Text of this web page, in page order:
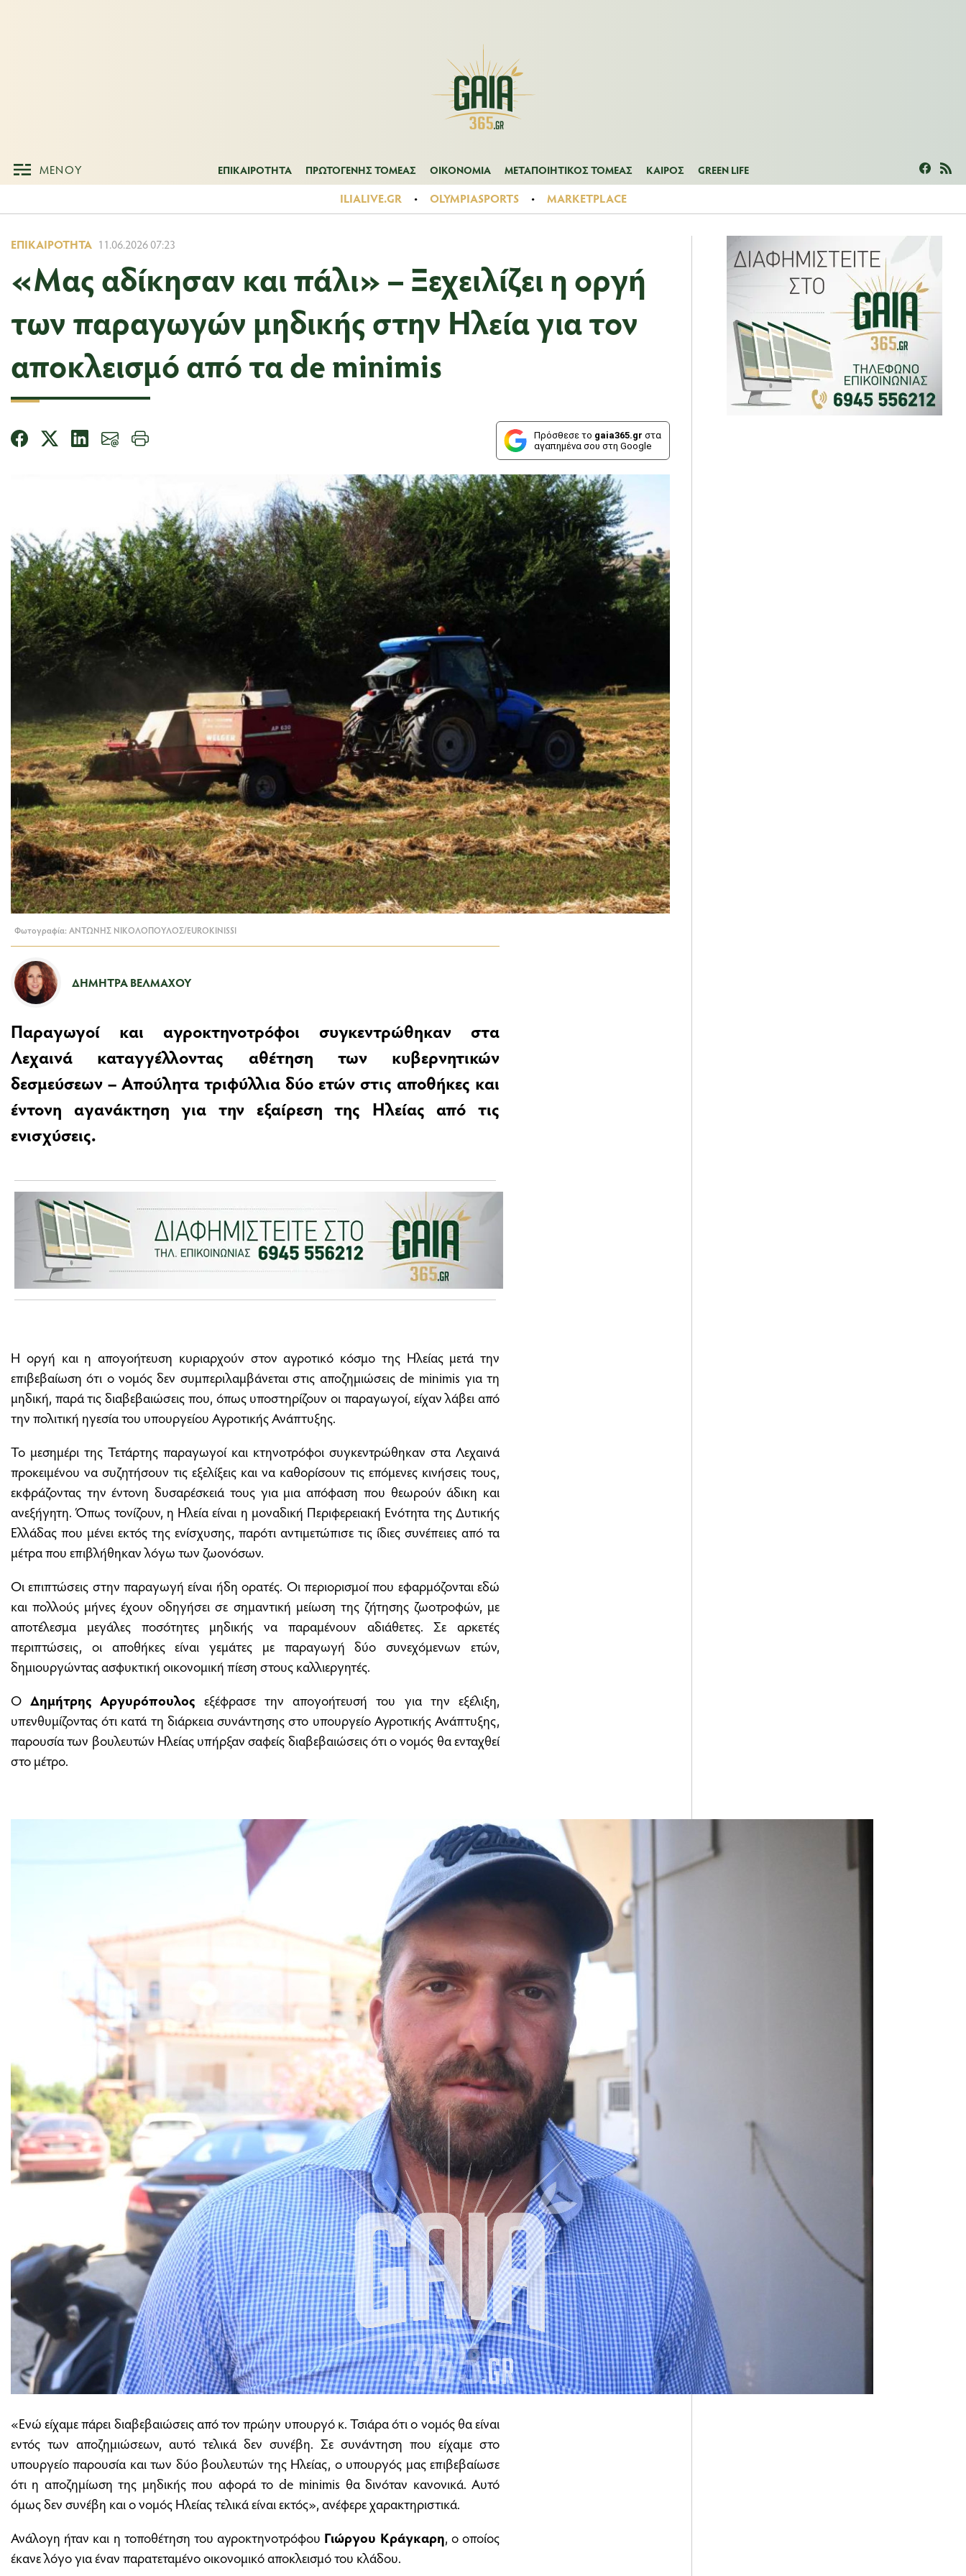
ΜΕΝΟΥ ΕΠΙΚΑΙΡΟΤΗΤΑ ΠΡΩΤΟΓΕΝΗΣ ΤΟΜΕΑΣ ΟΙΚΟΝΟΜΙΑ ΜΕΤΑΠΟΙΗΤΙΚΟΣ ΤΟΜΕΑΣ ΚΑΙΡΟΣ GREEN LIFE
ILIALIVE.GR OLYMPIASPORTS MARKETPLACE
ΕΠΙΚΑΙΡΌΤΗΤΑ 11.06.2026 07:23
«Μας αδίκησαν και πάλι» – Ξεχειλίζει η οργή
των παραγωγών μηδικής στην Ηλεία για τον
αποκλεισμό από τα de minimis
Πρόσθεσε το gaia365.gr στα
αγαπημένα σου στη Google
Φωτογραφία: ΑΝΤΩΝΗΣ ΝΙΚΟΛΟΠΟΥΛΟΣ/EUROKINISSI
ΔΉΜΗΤΡΑ ΒΈΛΜΑΧΟΥ
Παραγωγοί και αγροκτηνοτρόφοι συγκεντρώθηκαν στα
Λεχαινά καταγγέλλοντας αθέτηση των κυβερνητικών
δεσμεύσεων – Απούλητα τριφύλλια δύο ετών στις αποθήκες και
έντονη αγανάκτηση για την εξαίρεση της Ηλείας από τις
ενισχύσεις.
Η οργή και η απογοήτευση κυριαρχούν στον αγροτικό κόσμο της Ηλείας μετά την
επιβεβαίωση ότι ο νομός δεν συμπεριλαμβάνεται στις αποζημιώσεις de minimis για τη
μηδική, παρά τις διαβεβαιώσεις που, όπως υποστηρίζουν οι παραγωγοί, είχαν λάβει από
την πολιτική ηγεσία του υπουργείου Αγροτικής Ανάπτυξης.
Το μεσημέρι της Τετάρτης παραγωγοί και κτηνοτρόφοι συγκεντρώθηκαν στα Λεχαινά
προκειμένου να συζητήσουν τις εξελίξεις και να καθορίσουν τις επόμενες κινήσεις τους,
εκφράζοντας την έντονη δυσαρέσκειά τους για μια απόφαση που θεωρούν άδικη και
ανεξήγητη. Όπως τονίζουν, η Ηλεία είναι η μοναδική Περιφερειακή Ενότητα της Δυτικής
Ελλάδας που μένει εκτός της ενίσχυσης, παρότι αντιμετώπισε τις ίδιες συνέπειες από τα
μέτρα που επιβλήθηκαν λόγω των ζωονόσων.
Οι επιπτώσεις στην παραγωγή είναι ήδη ορατές. Οι περιορισμοί που εφαρμόζονται εδώ
και πολλούς μήνες έχουν οδηγήσει σε σημαντική μείωση της ζήτησης ζωοτροφών, με
αποτέλεσμα μεγάλες ποσότητες μηδικής να παραμένουν αδιάθετες. Σε αρκετές
περιπτώσεις, οι αποθήκες είναι γεμάτες με παραγωγή δύο συνεχόμενων ετών,
δημιουργώντας ασφυκτική οικονομική πίεση στους καλλιεργητές.
ΟΔημήτρης Αργυρόπουλος εξέφρασε την απογοήτευσή του για την εξέλιξη,
υπενθυμίζοντας ότι κατά τη διάρκεια συνάντησης στο υπουργείο Αγροτικής Ανάπτυξης,
παρουσία των βουλευτών Ηλείας υπήρξαν σαφείς διαβεβαιώσεις ότι ο νομός θα ενταχθεί
στο μέτρο.
«Ενώ είχαμε πάρει διαβεβαιώσεις από τον πρώην υπουργό κ. Τσιάρα ότι ο νομός θα είναι
εντός των αποζημιώσεων, αυτό τελικά δεν συνέβη. Σε συνάντηση που είχαμε στο
υπουργείο παρουσία και των δύο βουλευτών της Ηλείας, ο υπουργός μας επιβεβαίωσε
ότι η αποζημίωση της μηδικής που αφορά το de minimis θα δινόταν κανονικά. Αυτό
όμως δεν συνέβη και ο νομός Ηλείας τελικά είναι εκτός», ανέφερε χαρακτηριστικά.
Ανάλογη ήταν και η τοποθέτηση του αγροκτηνοτρόφου Γιώργου Κράγκαρη, ο οποίος
έκανε λόγο για έναν παρατεταμένο οικονομικό αποκλεισμό του κλάδου.